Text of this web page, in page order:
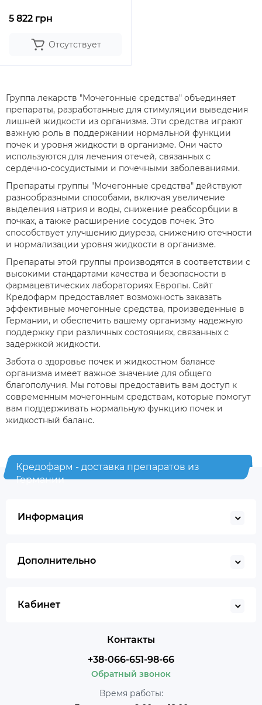
5 822 грн
Отсутствует
Группа лекарств "Мочегонные средства" объединяет
препараты, разработанные для стимуляции выведения
лишней жидкости из организма. Эти средства играют
важную роль в поддержании нормальной функции
почек и уровня жидкости в организме. Они часто
используются для лечения отечей, связанных с
сердечно-сосудистыми и почечными заболеваниями.
Препараты группы "Мочегонные средства" действуют
разнообразными способами, включая увеличение
выделения натрия и воды, снижение реабсорбции в
почках, а также расширение сосудов почек. Это
способствует улучшению диуреза, снижению отечности
и нормализации уровня жидкости в организме.
Препараты этой группы производятся в соответствии с
высокими стандартами качества и безопасности в
фармацевтических лабораториях Европы. Сайт
Кредофарм предоставляет возможность заказать
эффективные мочегонные средства, произведенные в
Германии, и обеспечить вашему организму надежную
поддержку при различных состояниях, связанных с
задержкой жидкости.
Забота о здоровье почек и жидкостном балансе
организма имеет важное значение для общего
благополучия. Мы готовы предоставить вам доступ к
современным мочегонным средствам, которые помогут
вам поддерживать нормальную функцию почек и
жидкостный баланс.
Кредофарм - доставка препаратов из
Германии
Информация
Дополнительно
Кабинет
Контакты
+38-066-651-98-66
Обратный звонок
Время работы: